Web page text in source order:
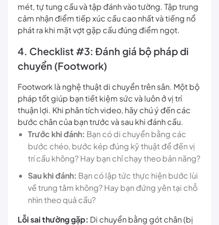
mét, tự tung cầu và tập đánh vào tường. Tập trung
cảm nhận điểm tiếp xúc cầu cao nhất và tiếng nổ
phát ra khi mặt vợt gặp cầu đúng điểm ngọt.
4. Checklist #3: Đánh giá bộ pháp di
chuyển (Footwork)
Footwork là nghệ thuật di chuyển trên sân. Một bộ
pháp tốt giúp bạn tiết kiệm sức và luôn ở vị trí
thuận lợi. Khi phân tích video, hãy chú ý đến các
bước chân của bạn trước và sau khi đánh cầu.
Trước khi đánh: Bạn có di chuyển bằng các
bước chéo, bước kép đúng kỹ thuật để đến vị
trí cầu không? Hay bạn chỉ chạy theo bản năng?
Sau khi đánh: Bạn có lập tức thực hiện bước lùi
về trung tâm không? Hay bạn đứng yên tại chỗ
nhìn theo quả cầu?
Lỗi sai thường gặp: Di chuyển bằng gót chân (bị